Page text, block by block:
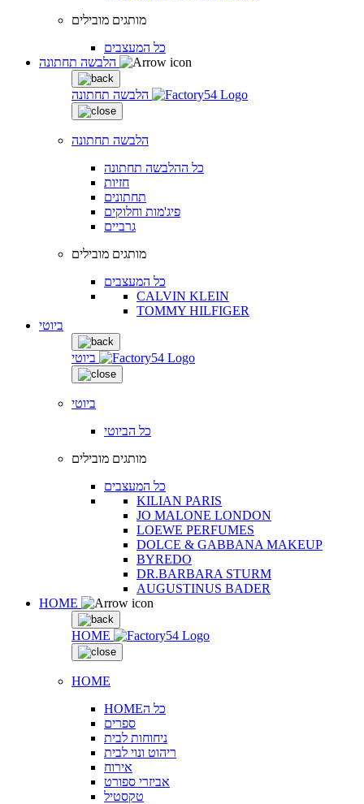
מותגים מובילים
כל המעצבים
הלבשה תחתונה
הלבשה תחתונה
כל ההלבשה תחתונה
חזיות
תחתונים
פיג'מות וחלוקים
גרביים
מותגים מובילים
כל המעצבים
CALVIN KLEIN
TOMMY HILFIGER
ביוטי
ביוטי
ביוטי
כל הביוטי
מותגים מובילים
כל המעצבים
KILIAN PARIS
JO MALONE LONDON
LOEWE PERFUMES
DOLCE & GABBANA MAKEUP
BYREDO
DR.BARBARA STURM
AUGUSTINUS BADER
HOME
HOME
HOME
HOMEכל ה
ספרים
ניחוחות לבית
ריהוט ונוי לבית
אירוח
אביזרי ספורט
טקסטיל